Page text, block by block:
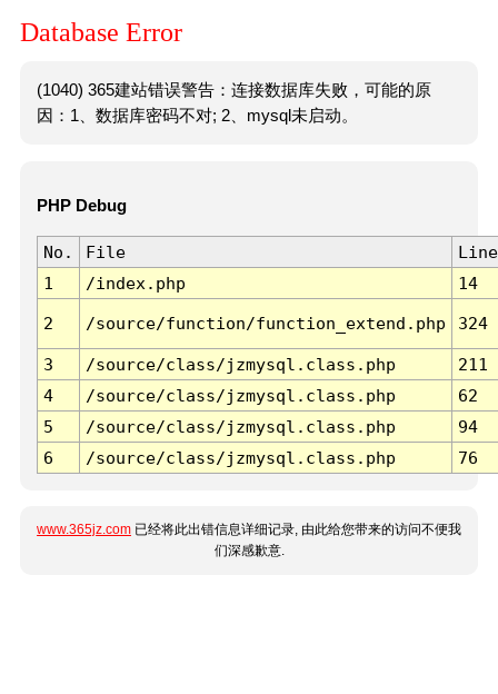
Database Error
(1040) 365建站错误警告：连接数据库失败，可能的原
因：1、数据库密码不对; 2、mysql未启动。
PHP Debug
No. File
Line
1
/index.php 14
2 /source/function/function_extend.php 324
3 /source/class/jzmysql.class.php
211
4
/source/class/jzmysql.class.php
62
5
/source/class/jzmysql.class.php
94
6
/source/class/jzmysql.class.php 76
www.365jz.com 已经将此出错信息详细记录, 由此给您带来的访问不便我
们深感歉意.